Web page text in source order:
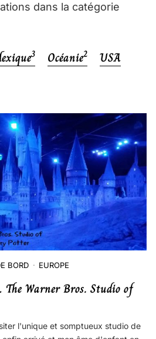
dans la catégorie
3 Océanie2 USA
BORD EUROPE
Warner Bros. Studio of
l'unique et somptueux studio de